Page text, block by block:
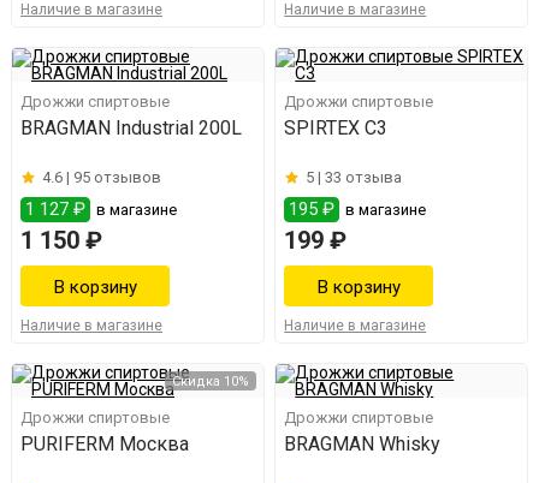
Наличие в магазине Наличие в магазине
Дрожжи спиртовые
BRAGMAN Industrial 200L
4.6 | 95 отзывов
1 127 ₽ в магазине
1 150 ₽
Наличие в магазине
Дрожжи спиртовые
SPIRTEX С3
5 |33 отзыва
195 ₽ в магазине
199 ₽
Наличие в магазине
Скидка 10%
Дрожжи спиртовые
PURIFERM Москва
Дрожжи спиртовые
BRAGMAN Whisky